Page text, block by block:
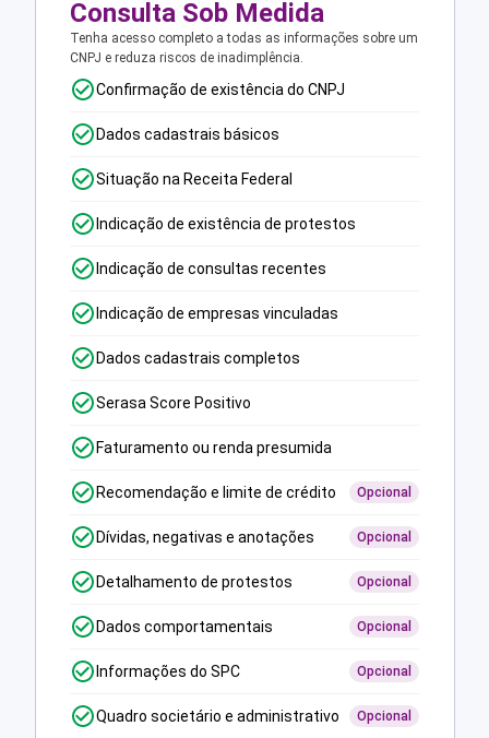
Consulta Sob Medida
Tenha acesso completo a todas as informações sobre um
CNPJ e reduza riscos de inadimplência.
Confirmação de existência do CNPJ
Dados cadastrais básicos
Situação na Receita Federal
Indicação de existência de protestos
Indicação de consultas recentes
Indicação de empresas vinculadas
Dados cadastrais completos
Serasa Score Positivo
Faturamento ou renda presumida
Recomendação e limite de crédito Opcional
Dívidas, negativas e anotações Opcional
Detalhamento de protestos Opcional
Dados comportamentais Opcional
Informações do SPC Opcional
Quadro societário e administrativo Opcional